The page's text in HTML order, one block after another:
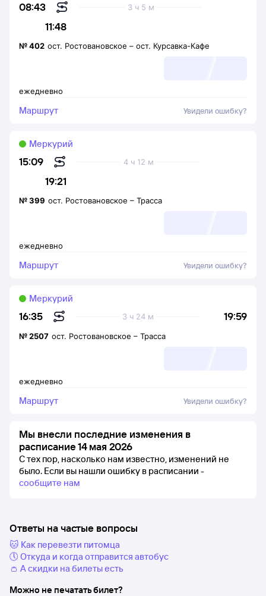
08:43
11:48
3 ч 5 м
ежедневно
№402 ост. Ростовановское – ост. Курсавка-Кафе
Маршрут Увидели ошибку?
15:09
19:21
4 ч 12 м
Меркурий
ежедневно
№399 ост. Ростовановское – Трасса
Маршрут Увидели ошибку?
16:35 19:59
3 ч 24 м
Меркурий
ежедневно
№2507 ост. Ростовановское – Трасса
Маршрут Увидели ошибку?
Мы внесли последние изменения в
расписание 14 мая 2026
С тех пор, насколько нам известно, изменений не
было. Если вы нашли ошибку в расписании -
сообщите нам
Ответы на частые вопросы
🐱 Как перевезти питомца
🕔 Откуда и когда отправится автобус
👛 А скидки на билеты есть
Можно не печатать билет?